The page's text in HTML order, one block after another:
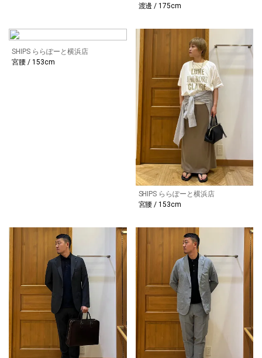
渡邊 / 175cm
SHIPS ららぽーと横浜店
宮腰 / 153cm
SHIPS ららぽーと横浜店
宮腰 / 153cm